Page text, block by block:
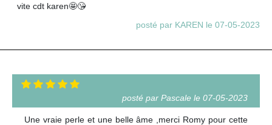
vite cdt karen🤩😘
posté par KAREN le 07-05-2023
posté par Pascale le 07-05-2023
Une vraie perle et une belle âme ,merci Romy pour cette